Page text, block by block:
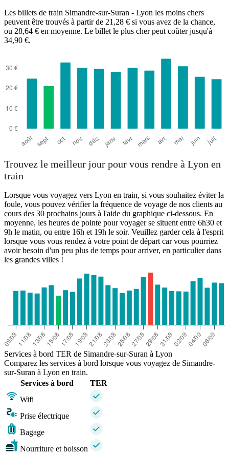
Les billets de train Simandre-sur-Suran - Lyon les moins chers
peuvent être trouvés à partir de 21,28 € si vous avez de la chance,
ou 28,64 € en moyenne. Le billet le plus cher peut coûter jusqu'à
34,90 €.
Trouvez le meilleur jour pour vous rendre à Lyon en
train
Lorsque vous voyagez vers Lyon en train, si vous souhaitez éviter la
foule, vous pouvez vérifier la fréquence de voyage de nos clients au
cours des 30 prochains jours à l'aide du graphique ci-dessous. En
moyenne, les heures de pointe pour voyager se situent entre 6h30 et
9h le matin, ou entre 16h et 19h le soir. Veuillez garder cela à l'esprit
lorsque vous vous rendez à votre point de départ car vous pourriez
avoir besoin d'un peu plus de temps pour arriver, en particulier dans
les grandes villes !
Services à bord TER de Simandre-sur-Suran à Lyon
Comparez les services à bord lorsque vous voyagez de Simandre-
sur-Suran à Lyon en train.
Services à bord
TER
Wifi
Prise électrique
Bagage
Nourriture et boisson